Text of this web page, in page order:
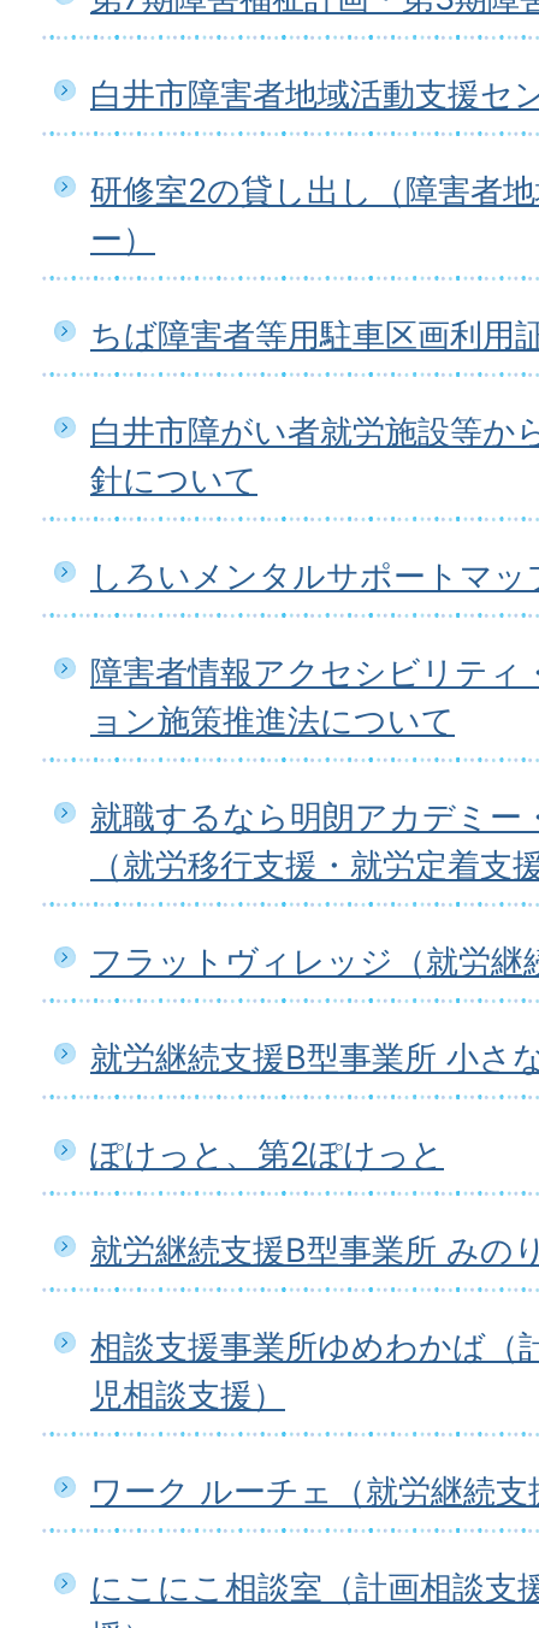
白井市障害者地域活動支援セ
研修室2の貸し出し（障害者
ー）
ちば障害者等用駐車区画利用
白井市障がい者就労施設等か
針について
しろいメンタルサポートマッ
障害者情報アクセシビリティ
ョン施策推進法について
就職するなら明朗アカデミー
（就労移行支援・就労定着支
フラットヴィレッジ（就労継
就労継続支援B型事業所 小さ
ぽけっと、第2ぽけっと
就労継続支援B型事業所 みの
相談支援事業所ゆめわかば（
児相談支援）
ワーク ルーチェ（就労継続支
にこにこ相談室（計画相談支